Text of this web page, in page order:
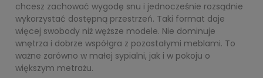
chcesz zachować wygodę snu i jednocześnie rozsądnie
wykorzystać dostępną przestrzeń. Taki format daje
więcej swobody niż węższe modele. Nie dominuje
wnętrza i dobrze współgra z pozostałymi meblami. To
ważne zarówno w małej sypialni, jak i w pokoju o
większym metrażu.